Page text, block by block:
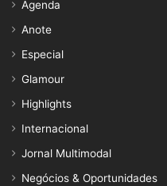
Agenda
Anote
Especial
Glamour
Highlights
Internacional
Jornal Multimodal
Negócios & Oportunidades